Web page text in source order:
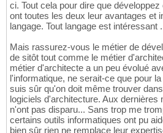
ci. Tout cela pour dire que développez
ont toutes les deux leur avantages et
langage. Tout langage est intéressant .
Mais rassurez-vous le métier de
de sitôt tout comme le métier
métier d'architecte a un peu évolué
l'informatique, ne serait-ce que pour
suis sûr qu'on doit même trouver
logiciels d'architecture. Aux dernières
n'ont pas disparu... Sans trop me
certains outils informatiques ont pu
bien sûr rien ne remplace leur